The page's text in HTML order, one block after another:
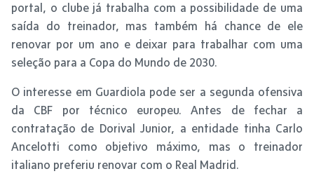
portal, o clube já trabalha com a possibilidade de uma
saída do treinador, mas também há chance de ele
renovar por um ano e deixar para trabalhar com uma
seleção para a Copa do Mundo de 2030.
O interesse em Guardiola pode ser a segunda ofensiva
da CBF por técnico europeu. Antes de fechar a
contratação de Dorival Junior, a entidade tinha Carlo
Ancelotti como objetivo máximo, mas o treinador
italiano preferiu renovar com o Real Madrid.